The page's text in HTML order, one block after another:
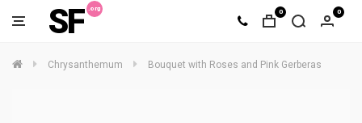
SF 0 0
Chrysanthemum Bouquet with Roses and Pink Gerberas